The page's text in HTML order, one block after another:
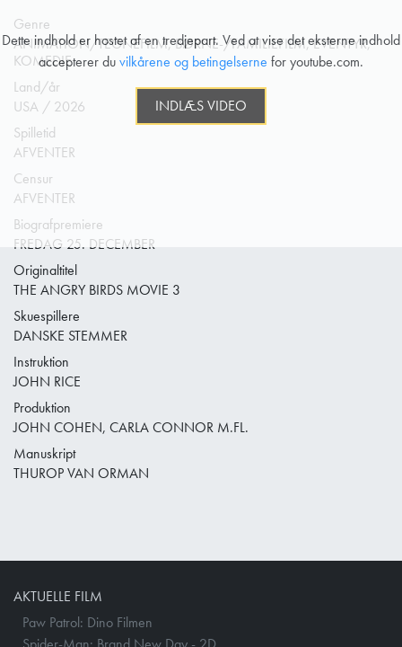
Dette indhold er hostet af en tredjepart. Ved at vise det eksterne indhold
accepterer duvilkårene og betingelserne for youtube.com.
INDLÆS VIDEO
Genre
ANIMATION/TEGNEFILM, BØRNE-/FAMILIEFILM, EVENTYR,
KOMEDIE
Land/år
USA / 2026
Spilletid
AFVENTER
Censur
AFVENTER
Biografpremiere
FREDAG 25. DECEMBER
Originaltitel
THE ANGRY BIRDS MOVIE 3
Skuespillere
DANSKE STEMMER
Instruktion
JOHN RICE
Produktion
JOHN COHEN, CARLA CONNOR M.FL.
Manuskript
THUROP VAN ORMAN
AKTUELLE FILM
Paw Patrol: Dino Filmen